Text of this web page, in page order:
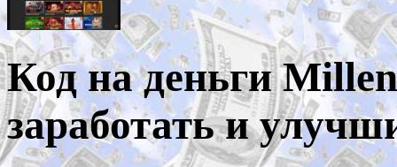
Код на деньги
заработать и